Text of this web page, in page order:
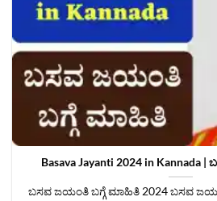
Basava Jayanti 2024 in Kannada
ಬಸವ ಜಯಂತಿ ಬಗ್ಗೆ ಮಾಹಿತಿ 2024 ಬಸವ